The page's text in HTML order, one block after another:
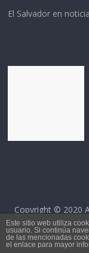
El Salvador en
Copyright © 2020
Theme:
Este sitio web utiliza
usuario. Si continúa
de las mencionadas
el enlace para mayor